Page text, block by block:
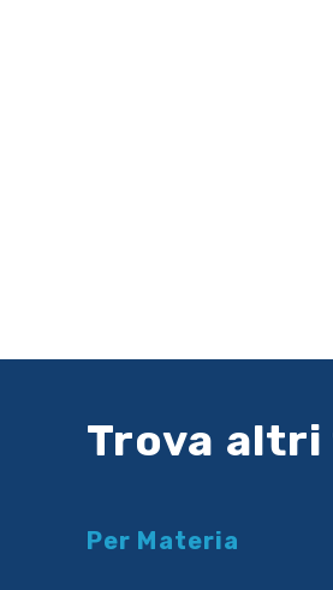
Trova
Per Materia